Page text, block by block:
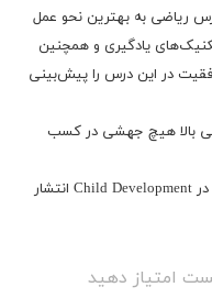
ریاضی به بهترین نحو عمل
یادگیری و همچنین
در این درس را پیش‌بینی
بالا هیچ جهشی در کسب
جزئیات این مطالعه علمی ماه جاری میلادی در Child Development انتشار
امتیاز دهید